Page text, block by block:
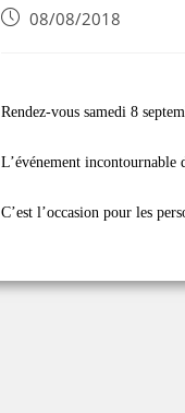
08/08/2018
Rendez-vous samedi 8
L’événement
C’est l’occasion pour les